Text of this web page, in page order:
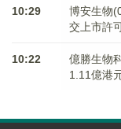
10:29
博安生物
交上市許
10:22
億勝生物
1.11億港